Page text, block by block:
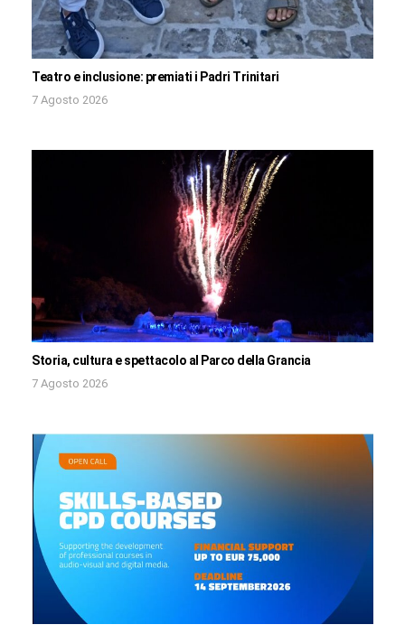
Teatro e inclusione: premiati i Padri Trinitari
7 Agosto 2026
Storia, cultura e spettacolo al Parco della Grancia
7 Agosto 2026